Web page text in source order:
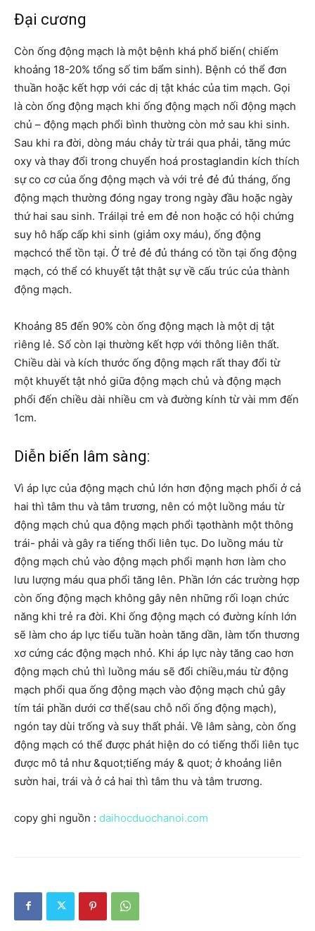
Đại cương
Còn ống động mạch là một bệnh khá phổ biến( chiếm
khoảng 18-20% tổng số tim bẩm sinh). Bệnh có thể đơn
thuần hoặc kết hợp với các dị tật khác của tim mạch. Gọi
là còn ống động mạch khi ống động mạch nối động mạch
chủ – động mạch phổi bình thường còn mở sau khi sinh.
Sau khi ra đời, dòng máu chảy từ trái qua phải, tăng mức
oxy và thay đổi trong chuyển hoá prostaglandin kích thích
sự co cơ của ống động mạch và với trẻ đẻ đủ tháng, ống
động mạch thường đóng ngay trong ngày đầu hoặc ngày
thứ hai sau sinh. Tráilại trẻ em đẻ non hoặc có hội chứng
suy hô hấp cấp khi sinh (giảm oxy máu), ống động
mạchcó thể tồn tại. Ở trẻ đẻ đủ tháng có tồn tại ống động
mạch, có thể có khuyết tật thật sự về cấu trúc của thành
động mạch.
Khoảng 85 đến 90% còn ống động mạch là một dị tật
riêng lẻ. Số còn lại thường kết hợp với thông liên thất.
Chiều dài và kích thước ống động mạch rất thay đổi từ
một khuyết tật nhỏ giữa động mạch chủ và động mạch
phổi đến chiều dài nhiều cm và đường kính từ vài mm đến
1cm.
Diễn biến lâm sàng:
Vì áp lực của động mạch chủ lớn hơn động mạch phổi ở cả
hai thì tâm thu và tâm trương, nên có một luồng máu từ
động mạch chủ qua động mạch phổi tạothành một thông
trái- phải và gây ra tiếng thổi liên tục. Do luồng máu từ
động mạch chủ vào động mạch phổi mạnh hơn làm cho
lưu lượng máu qua phổi tăng lên. Phần lớn các trường hợp
còn ống động mạch không gây nên những rối loạn chức
năng khi trẻ ra đời. Khi ống động mạch có đường kính lớn
sẽ làm cho áp lực tiểu tuần hoàn tăng dần, làm tổn thương
xơ cứng các động mạch nhỏ. Khi áp lực này tăng cao hơn
động mạch chủ thì luồng máu sẽ đổi chiều,máu từ động
mạch phổi qua ống động mạch vào động mạch chủ gây
tím tái phần dưới cơ thể(sau chỗ nối ống động mạch),
ngón tay dùi trống và suy thất phải. Về lâm sàng, còn ống
động mạch có thể được phát hiện do có tiếng thổi liên tục
được mô tả như &quot;tiếng máy & quot; ở khoảng liên
sườn hai, trái và ở cả hai thì tâm thu và tâm trương.
copy ghi nguồn : daihocduochanoi.com